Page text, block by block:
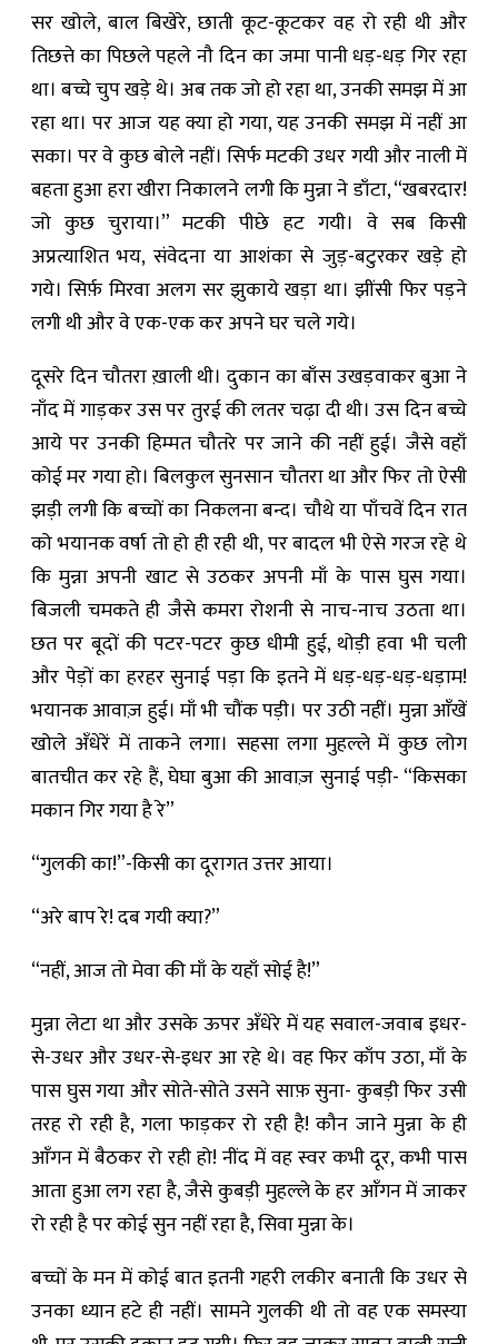
सर खोले, बाल बिखेरे, छाती कूट-कूटकर वह रो रही थी और
तिछत्ते का पिछले पहले नौ दिन का जमा पानी धड़-धड़ गिर रहा
था। बच्चे चुप खड़े थे। अब तक जो हो रहा था, उनकी समझ में आ
रहा था। पर आज यह क्या हो गया, यह उनकी समझ में नहीं आ
सका। पर वे कुछ बोले नहीं। सिर्फ मटकी उधर गयी और नाली में
बहता हुआ हरा खीरा निकालने लगी कि मुन्ना ने डाँटा, “खबरदार!
जो कुछ चुराया।” मटकी पीछे हट गयी। वे सब किसी
अप्रत्याशित भय, संवेदना या आशंका से जुड़-बटुरकर खड़े हो
गये। सिर्फ़ मिरवा अलग सर झुकाये खड़ा था। झींसी फिर पड़ने
लगी थी और वे एक-एक कर अपने घर चले गये।
दूसरे दिन चौतरा ख़ाली थी। दुकान का बाँस उखड़वाकर बुआ ने
नाँद में गाड़कर उस पर तुरई की लतर चढ़ा दी थी। उस दिन बच्चे
आये पर उनकी हिम्मत चौतरे पर जाने की नहीं हुई। जैसे वहाँ
कोई मर गया हो। बिलकुल सुनसान चौतरा था और फिर तो ऐसी
झड़ी लगी कि बच्चों का निकलना बन्द। चौथे या पाँचवें दिन रात
को भयानक वर्षा तो हो ही रही थी, पर बादल भी ऐसे गरज रहे थे
कि मुन्ना अपनी खाट से उठकर अपनी माँ के पास घुस गया।
बिजली चमकते ही जैसे कमरा रोशनी से नाच-नाच उठता था।
छत पर बूदों की पटर-पटर कुछ धीमी हुई, थोड़ी हवा भी चली
और पेड़ों का हरहर सुनाई पड़ा कि इतने में धड़-धड़-धड़-धड़ाम!
भयानक आवाज़ हुई। माँ भी चौंक पड़ी। पर उठी नहीं। मुन्ना आँखें
खोले अँधेरें में ताकने लगा। सहसा लगा मुहल्ले में कुछ लोग
बातचीत कर रहे हैं, घेघा बुआ की आवाज़ सुनाई पड़ी- “किसका
मकान गिर गया है रे”
“गुलकी का!”-किसी का दूरागत उत्तर आया।
“अरे बाप रे! दब गयी क्या?”
“नहीं, आज तो मेवा की माँ के यहाँ सोई है!”
मुन्ना लेटा था और उसके ऊपर अँधेरे में यह सवाल-जवाब इधर-
से-उधर और उधर-से-इधर आ रहे थे। वह फिर काँप उठा, माँ के
पास घुस गया और सोते-सोते उसने साफ़ सुना- कुबड़ी फिर उसी
तरह रो रही है, गला फाड़कर रो रही है! कौन जाने मुन्ना के ही
आँगन में बैठकर रो रही हो! नींद में वह स्वर कभी दूर, कभी पास
आता हुआ लग रहा है, जैसे कुबड़ी मुहल्ले के हर आँगन में जाकर
रो रही है पर कोई सुन नहीं रहा है, सिवा मुन्ना के।
बच्चों के मन में कोई बात इतनी गहरी लकीर बनाती कि उधर से
उनका ध्यान हटे ही नहीं। सामने गुलकी थी तो वह एक समस्या